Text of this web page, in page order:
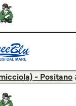
- Positano